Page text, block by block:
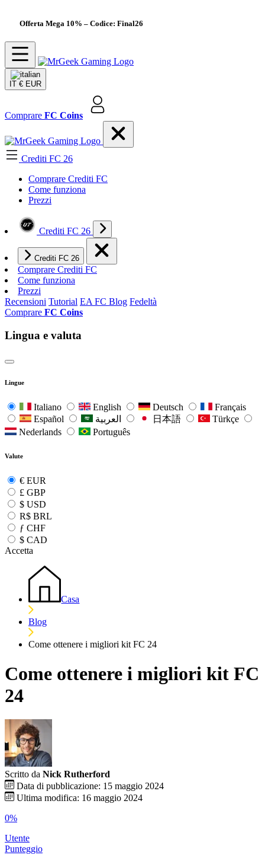
Offerta Mega 10% – Codice: Final26
IT € EUR
Comprare FC Coins
Crediti FC 26
Comprare Crediti FC
Come funziona
Prezzi
Crediti FC 26
Crediti FC 26
Comprare Crediti FC
Come funziona
Prezzi
Recensioni Tutorial EA FC Blog Fedeltà
Comprare FC Coins
Lingua e valuta
Lingue
Italiano English Deutsch
Français
Español
日本語
Türkçe
Nederlands
Português
Valute
€ EUR
£ GBP
$ USD
R$ BRL
ƒ CHF
$ CAD
Accetta
Casa
Blog
Come ottenere i migliori kit FC 24
Come ottenere i migliori kit FC
24
Scritto da Nick Rutherford
Data di pubblicazione: 15 maggio 2024
Ultima modifica: 16 maggio 2024
0%
Utente
Punteggio